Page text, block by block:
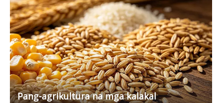
Pang-agrikultura na mga kalakal